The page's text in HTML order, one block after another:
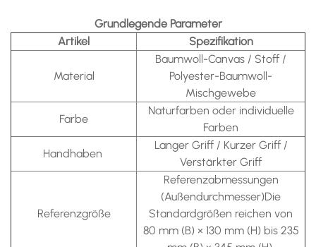
Grundlegende Parameter
Artikel
Spezifikation
Material
Baumwoll-Canvas / Stoff /
Polyester-Baumwoll-
Mischgewebe
Farbe
Naturfarben oder individuelle
Farben
Handhaben
Langer Griff / Kurzer Griff /
Verstärkter Griff
Referenzgröße
Referenzabmessungen
(Außendurchmesser)Die
Standardgrößen reichen von
80 mm (B) × 130 mm (H) bis 235